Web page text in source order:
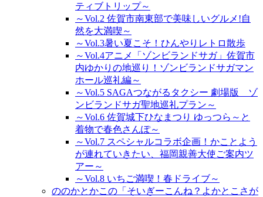
ティブトリップ～
～Vol.2 佐賀市南東部で美味しいグルメ!自
然を大満喫～
～Vol.3暑い夏こそ！ひんやりレトロ散歩
～Vol.4アニメ「ゾンビランドサガ」佐賀市
内ゆかりの地巡り！ゾンビランドサガマン
ホール巡礼編～
～Vol.5 SAGAつながるタクシー 劇場版 ゾ
ンビランドサガ聖地巡礼プラン～
～Vol.6 佐賀城下ひなまつり ゆっつら～と
着物で春色さんぽ～
～Vol.7 スペシャルコラボ企画！かことよう
が連れていきたい、福岡親善大使ご案内ツ
アー～
～Vol.8 いちご満喫！春ドライブ～
ののかとかこの「そいぎーこんね？よかとこさが